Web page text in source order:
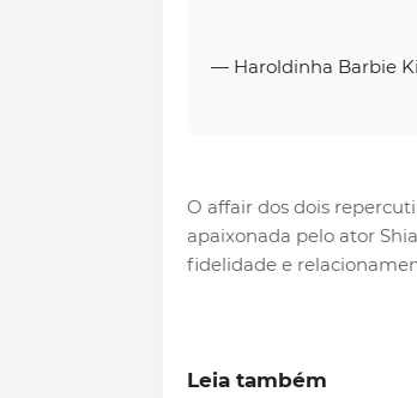
— Haroldinha Barbie
O affair dos dois
apaixonada pelo ator
fidelidade e
Leia também